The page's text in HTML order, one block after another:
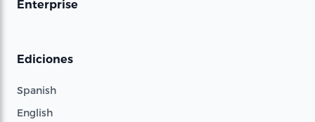
Enterprise
Ediciones
Spanish
English